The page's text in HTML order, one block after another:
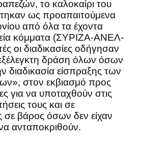
το καλοκαίρι του
ως προαπαιτούμενα
από όλα τα έχοντα
κόμματα (ΣΥΡΙΖΑ-ΑΝΕΛ-
οι διαδικασίες οδήγησαν
δράση όλων όσων
διαδικασία είσπραξης των
στον εκβιασμό προς
για να υποταχθούν στις
τους και σε
σε βάρος όσων δεν είχαν
ανταποκριθούν.